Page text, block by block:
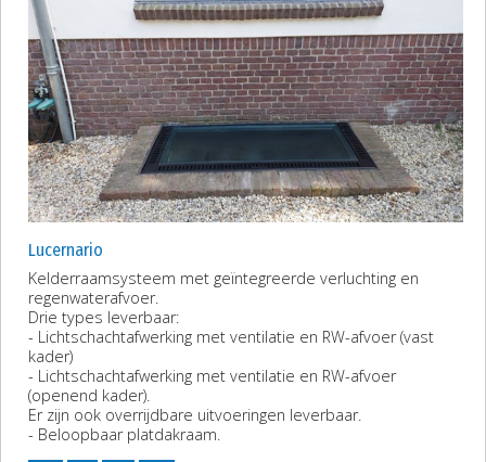
Lucernario
Kelderraamsysteem met geïntegreerde verluchting en
regenwaterafvoer.
Drie types leverbaar:
- Lichtschachtafwerking met ventilatie en RW-afvoer (vast
kader)
- Lichtschachtafwerking met ventilatie en RW-afvoer
(openend kader).
Er zijn ook overrijdbare uitvoeringen leverbaar.
- Beloopbaar platdakraam.